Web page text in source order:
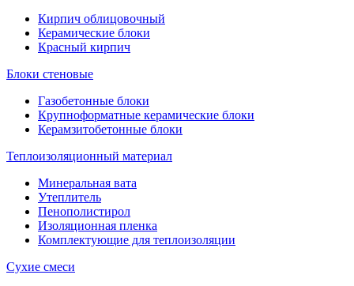
Кирпич облицовочный
Керамические блоки
Красный кирпич
Блоки стеновые
Газобетонные блоки
Крупноформатные керамические блоки
Керамзитобетонные блоки
Теплоизоляционный материал
Минеральная вата
Утеплитель
Пенополистирол
Изоляционная пленка
Комплектующие для теплоизоляции
Сухие смеси